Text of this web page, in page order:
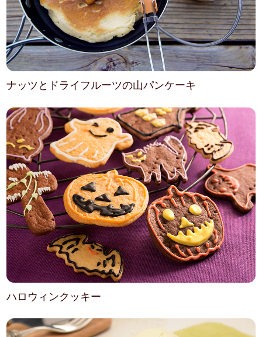
ナッツとドライフルーツの山パンケーキ
ハロウィンクッキー